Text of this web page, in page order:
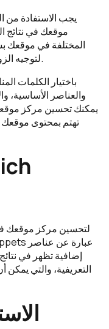
يجب الاستفادة من
موقعك في
المختلفة في موقعك
لتوجيه الزوار إلى موقعك من مواقع أخرى ذات صلة.
باختيار الكلمات
والعناصر الأساسية،
يمكنك تحسين مركز
تهتم بمحتوى موقعك
إضافية تظهر في
التعريفية، والتي